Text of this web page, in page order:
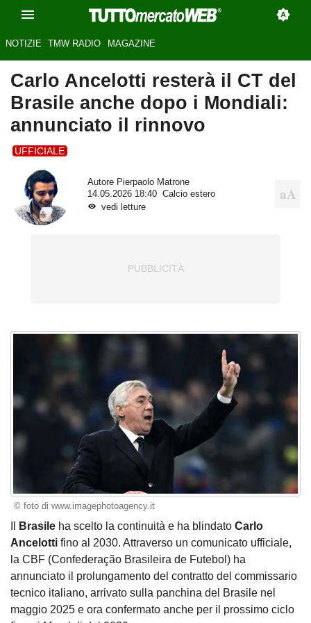
NOTIZIE TMW RADIO MAGAZINE
Carlo Ancelotti resterà il CT del
Brasile anche dopo i Mondiali:
annunciato il rinnovo
UFFICIALE
Autore Pierpaolo Matrone
14.05.2026 18:40
Calcio estero
vedi letture
© foto di www.imagephotoagency.it
Brasile ha scelto la continuità e ha blindato Carlo
Ancelotti fino al 2030. Attraverso un comunicato ufficiale,
la CBF (Confederação Brasileira de Futebol) ha
annunciato il prolungamento del contratto del commissario
tecnico italiano, arrivato sulla panchina del Brasile nel
maggio 2025 e ora confermato anche per il prossimo ciclo